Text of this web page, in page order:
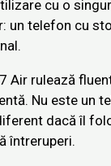
cu o
un telefon cu
Air rulează
Nu este un
dacă îl
întreruperi.